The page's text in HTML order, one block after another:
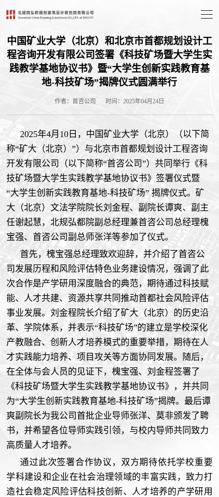
中国矿业大学（北京）和北京市首都规划设计工
程咨询开发有限公司签署《科技矿场暨大学生实
践教学基地协议书》暨“大学生创新实践教育基
地-科技矿场”揭牌仪式圆满举行
作者：首咨公司 时间：2025年04月24日
2025年4月10日，中国矿业大学（北京）（以下简
称“矿大（北京）”）与北京市首都规划设计工程咨询
开发有限公司（以下简称“首咨公司”）共同举行《科
技矿场暨大学生实践教学基地协议书》签署仪式暨
“大学生创新实践教育基地-科技矿场” 揭牌仪式。矿
大（北京）文法学院院长刘金程、副院长谭爽、副主
任谢起慧，北规弘都院副总经理兼首咨公司总经理槐
宝强、首咨公司副总师张洋等参加了仪式。
首先，槐宝强总经理致欢迎辞，并介绍了首咨公
司发展历程和风险评估特色业务建设情况，强调了此
次合作是产学研用深度融合的典范，期待通过科技赋
能、人才共建、资源共享共同推动首都社会风险评估
事业发展。刘金程院长介绍了矿大（北京）的历史沿
革、学院体系，并表示“科技矿场”的建立是学校深化
产教融合、创新人才培养模式的重要举措，期待在人
才实践能力培养、项目攻关等方面协同发展。随后，
在全体与会人员的见证下，槐宝强、刘金程签署了
《科技矿场暨大学生实践教学基地协议书》，并共同
为“大学生创新实践教育基地-科技矿场”揭牌。最后谭
爽副院长为我公司首批企业导师张洋、莫非颁发了聘
书，并希望各位导师实践引领，与校内导师共同致力
高质量人才培养。
通过此次签署合作协议，双方期待依托学校重要
学科建设和企业在社会治理领域的丰富实践，致力打
造社会稳定风险评估科技创新、人才培养的产学研用